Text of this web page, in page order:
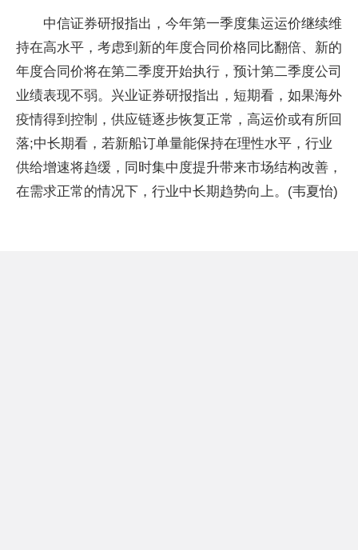
中信证券研报指出，今年第一季度集运运价继续维
持在高水平，考虑到新的年度合同价格同比翻倍、新的
年度合同价将在第二季度开始执行，预计第二季度公司
业绩表现不弱。兴业证券研报指出，短期看，如果海外
疫情得到控制，供应链逐步恢复正常，高运价或有所回
落;中长期看，若新船订单量能保持在理性水平，行业
供给增速将趋缓，同时集中度提升带来市场结构改善，
在需求正常的情况下，行业中长期趋势向上。(韦夏怡)